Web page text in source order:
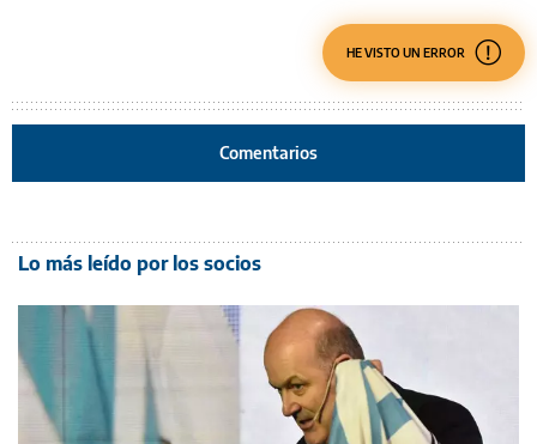
HE VISTO UN ERROR
Comentarios
Lo más leído por los socios